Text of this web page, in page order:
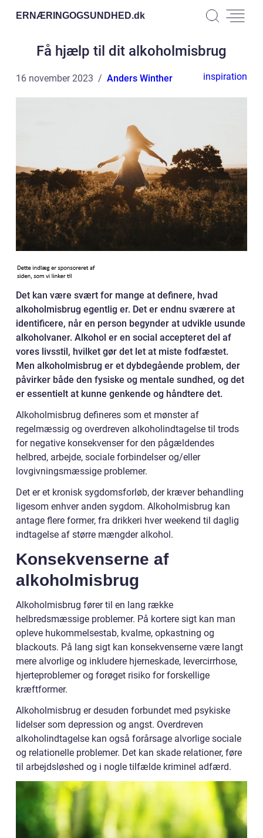
ERNÆRINGOGSUNDHED.dk
Få hjælp til dit alkoholmisbrug
16 november 2023 Anders Winther inspiration
Det kan være svært for mange at definere, hvad
alkoholmisbrug egentlig er. Det er endnu sværere at
identificere, når en person begynder at udvikle usunde
alkoholvaner. Alkohol er en social accepteret del af
vores livsstil, hvilket gør det let at miste fodfæstet.
Men alkoholmisbrug er et dybdegående problem, der
påvirker både den fysiske og mentale sundhed, og det
er essentielt at kunne genkende og håndtere det.
Alkoholmisbrug defineres som et mønster af
regelmæssig og overdreven alkoholindtagelse til trods
for negative konsekvenser for den pågældendes
helbred, arbejde, sociale forbindelser og/eller
lovgivningsmæssige problemer.
Det er et kronisk sygdomsforløb, der kræver behandling
ligesom enhver anden sygdom. Alkoholmisbrug kan
antage flere former, fra drikkeri hver weekend til daglig
indtagelse af større mængder alkohol.
Konsekvenserne af
alkoholmisbrug
Alkoholmisbrug fører til en lang række
helbredsmæssige problemer. På kortere sigt kan man
opleve hukommelsestab, kvalme, opkastning og
blackouts. På lang sigt kan konsekvenserne være langt
mere alvorlige og inkludere hjerneskade, levercirrhose,
hjerteproblemer og forøget risiko for forskellige
kræftformer.
Alkoholmisbrug er desuden forbundet med psykiske
lidelser som depression og angst. Overdreven
alkoholindtagelse kan også forårsage alvorlige sociale
og relationelle problemer. Det kan skade relationer, føre
til arbejdsløshed og i nogle tilfælde kriminel adfærd.